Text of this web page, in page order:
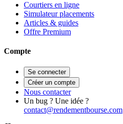
Courtiers en ligne
Simulateur placements
Articles & guides
Offre Premium
Compte
Se connecter
Créer un compte
Nous contacter
Un bug ? Une idée ?
contact@rendementbourse.com